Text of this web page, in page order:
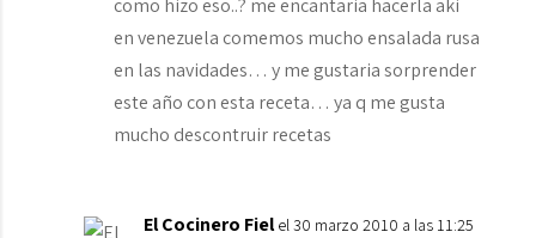
como hizo eso..? me encantaria hacerla aki
en venezuela comemos mucho ensalada rusa
en las navidades… y me gustaria sorprender
este año con esta receta… ya q me gusta
mucho descontruir recetas
El Cocinero Fiel el 30 marzo 2010 a las 11:25